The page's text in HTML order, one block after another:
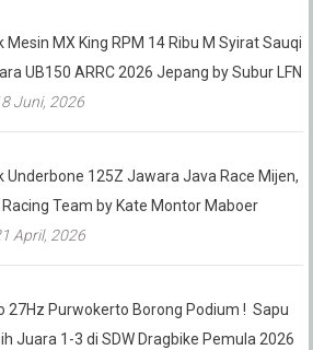
Mesin MX King RPM 14 Ribu M Syirat Sauqi
UB150 ARRC 2026 Jepang by Subur LFN
Juni, 2026
Underbone 125Z Jawara Java Race Mijen,
Racing Team by Kate Montor Maboer
April, 2026
27Hz Purwokerto Borong Podium ! Sapu
Juara 1-3 di SDW Dragbike Pemula 2026